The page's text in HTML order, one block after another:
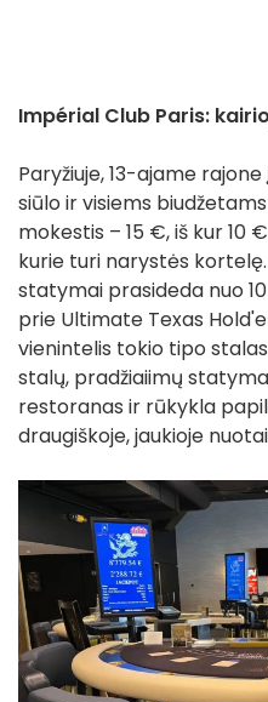
Impérial Club Paris:
Paryžiuje, 13-ajame
siūlo ir visiems
mokestis – 15 €, iš kur 10
kurie turi narystės
statymai prasideda nuo
prie Ultimate Texas
vienintelis tokio tipo
stalų, pradžiaiimų
restoranas ir rūkykla
draugiškoje, jaukioje